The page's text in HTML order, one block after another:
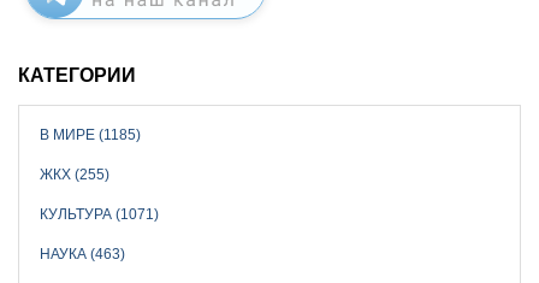
КАТЕГОРИИ
В МИРЕ (1185)
ЖКХ (255)
КУЛЬТУРА (1071)
НАУКА (463)